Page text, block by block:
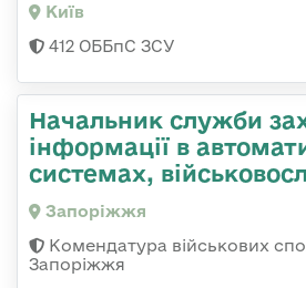
Київ
412 ОББпС ЗСУ
Начальник служби
інформації в
системах,
Запоріжжя
Комендатура військових
Запоріжжя